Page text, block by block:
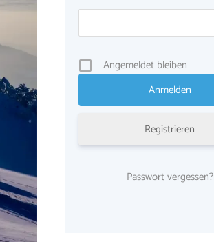
Angemeldet bleiben
Registrieren
Passwort vergessen?